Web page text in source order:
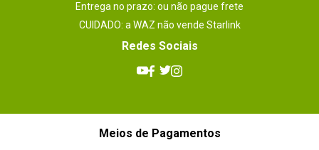
Entrega no prazo: ou não pague frete
CUIDADO: a WAZ não vende Starlink
Redes Sociais
Meios de Pagamentos